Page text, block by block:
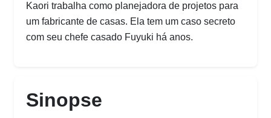
Kaori trabalha como planejadora de projetos para
um fabricante de casas. Ela tem um caso secreto
com seu chefe casado Fuyuki há anos.
Sinopse